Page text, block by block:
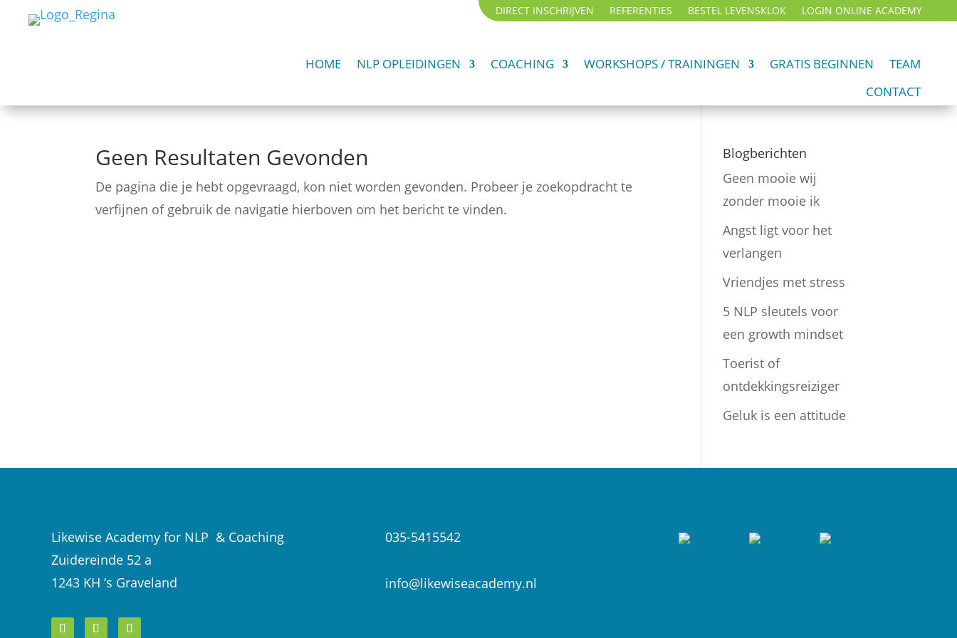
DIRECT INSCHRIJVEN REFERENTIES BESTEL LEVENSKLOK LOGIN ONLINE ACADEMY
HOME NLP OPLEIDINGEN COACHING WORKSHOPS / TRAININGEN GRATIS BEGINNEN
TEAM
CONTACT
Geen Resultaten Gevonden
De pagina die je hebt opgevraagd, kon niet worden gevonden. Probeer je zoekopdracht te
verfijnen of gebruik de navigatie hierboven om het bericht te vinden.
Blogberichten
Geen mooie wij
zonder mooie ik
Angst ligt voor het
verlangen
Vriendjes met stress
5 NLP sleutels voor
een growth mindset
Toerist of
ontdekkingsreiziger
Geluk is een attitude
Likewise Academy for NLP & Coaching
Zuidereinde 52 a
1243 KH ‘s Graveland
035-5415542
info@likewiseacademy.nl